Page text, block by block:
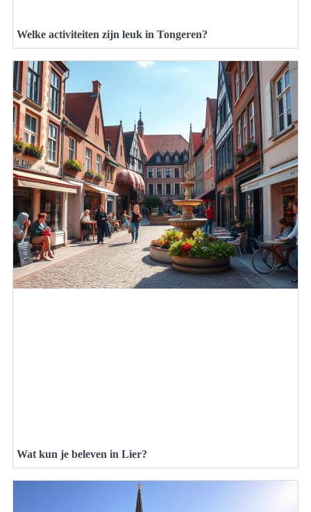
Welke activiteiten zijn leuk in Tongeren?
Wat kun je beleven in Lier?